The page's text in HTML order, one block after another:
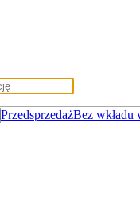
PrzedsprzedażBez wkładu